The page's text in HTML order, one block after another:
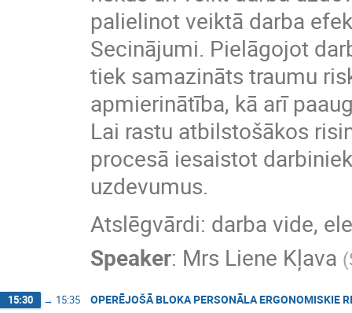
palielinot veiktā darba
Secinājumi. Pielāgojot
tiek samazināts traumu
apmierinātība, kā arī
Lai rastu atbilstošākos
procesā iesaistot
uzdevumus.
Atslēgvārdi: darba vide,
Speaker: Mrs Liene Kļava (
15:30 → 15:35 OPERĒJOŠĀ BLOKA PERSONĀLA ERGONOMISKIE